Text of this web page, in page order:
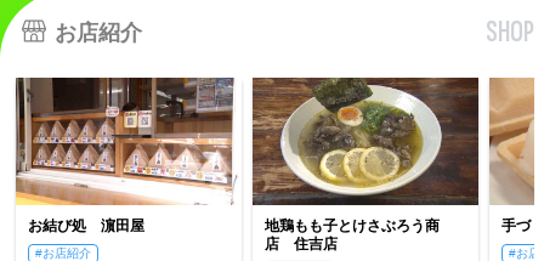
お店紹介 SHOP
お結び処 濵田屋
#お店紹介
地鶏もも子とけさぶろう商
店 住吉店
手づ
#お店